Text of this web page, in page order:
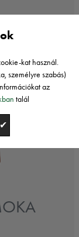
kat használ.
személyre szabás)
az
talál